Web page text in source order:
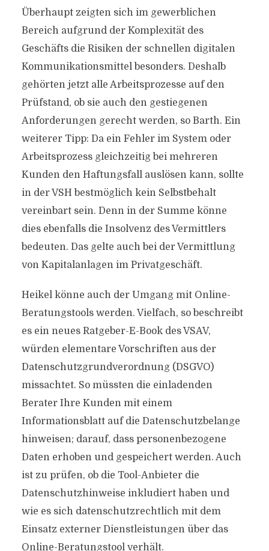
Überhaupt zeigten sich im gewerblichen
Bereich aufgrund der Komplexität des
Geschäfts die Risiken der schnellen digitalen
Kommunikationsmittel besonders. Deshalb
gehörten jetzt alle Arbeitsprozesse auf den
Prüfstand, ob sie auch den gestiegenen
Anforderungen gerecht werden, so Barth. Ein
weiterer Tipp: Da ein Fehler im System oder
Arbeitsprozess gleichzeitig bei mehreren
Kunden den Haftungsfall auslösen kann, sollte
in der VSH bestmöglich kein Selbstbehalt
vereinbart sein. Denn in der Summe könne
dies ebenfalls die Insolvenz des Vermittlers
bedeuten. Das gelte auch bei der Vermittlung
von Kapitalanlagen im Privatgeschäft.
Heikel könne auch der Umgang mit Online-
Beratungstools werden. Vielfach, so beschreibt
es ein neues Ratgeber-E-Book des VSAV,
würden elementare Vorschriften aus der
Datenschutzgrundverordnung (DSGVO)
missachtet. So müssten die einladenden
Berater Ihre Kunden mit einem
Informationsblatt auf die Datenschutzbelange
hinweisen; darauf, dass personenbezogene
Daten erhoben und gespeichert werden. Auch
ist zu prüfen, ob die Tool-Anbieter die
Datenschutzhinweise inkludiert haben und
wie es sich datenschutzrechtlich mit dem
Einsatz externer Dienstleistungen über das
Online-Beratungstool verhält.